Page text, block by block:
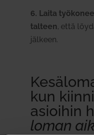
6. Laita
talteen, että
jälkeen.
kun
asioihin
loman